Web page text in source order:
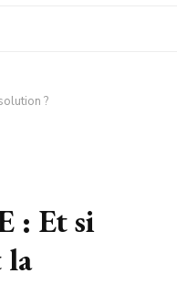
?
: Et si
la